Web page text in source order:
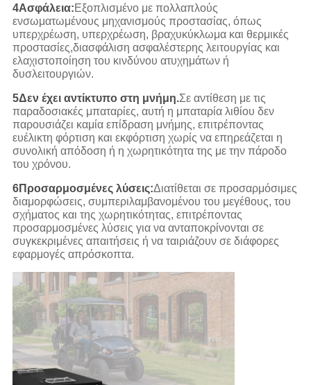
4Ασφάλεια:Εξοπλισμένο με πολλαπλούς
ενσωματωμένους μηχανισμούς προστασίας, όπως
υπερχρέωση, υπερχρέωση, βραχυκύκλωμα και θερμικές
προστασίες,διασφάλιση ασφαλέστερης λειτουργίας και
ελαχιστοποίηση του κινδύνου ατυχημάτων ή
δυσλειτουργιών.
5Δεν έχει αντίκτυπο στη μνήμη.Σε αντίθεση με τις
παραδοσιακές μπαταρίες, αυτή η μπαταρία λιθίου δεν
παρουσιάζει καμία επίδραση μνήμης, επιτρέποντας
ευέλικτη φόρτιση και εκφόρτιση χωρίς να επηρεάζεται η
συνολική απόδοση ή η χωρητικότητα της με την πάροδο
του χρόνου.
6Προσαρμοσμένες λύσεις:Διατίθεται σε προσαρμόσιμες
διαμορφώσεις, συμπεριλαμβανομένου του μεγέθους, του
σχήματος και της χωρητικότητας, επιτρέποντας
προσαρμοσμένες λύσεις για να ανταποκρίνονται σε
συγκεκριμένες απαιτήσεις ή να ταιριάζουν σε διάφορες
εφαρμογές απρόσκοπτα.